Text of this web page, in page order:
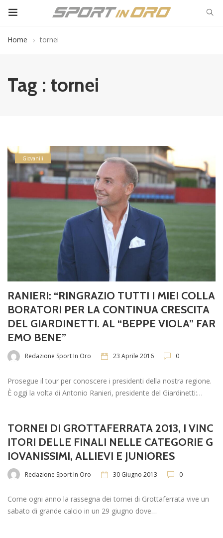
Home tornei
Tag : tornei
Giovanili
RANIERI: “RINGRAZIO TUTTI I MIEI COLLA
BORATORI PER LA CONTINUA CRESCITA
DEL GIARDINETTI. AL “BEPPE VIOLA” FAR
EMO BENE”
Redazione Sport In Oro 23 Aprile 2016 0
Prosegue il tour per conoscere i presidenti della nostra regione.
È oggi la volta di Antonio Ranieri, presidente del Giardinetti:…
TORNEI DI GROTTAFERRATA 2013, I VINC
ITORI DELLE FINALI NELLE CATEGORIE G
IOVANISSIMI, ALLIEVI E JUNIORES
Redazione Sport In Oro 30 Giugno 2013 0
Come ogni anno la rassegna dei tornei di Grottaferrata vive un
sabato di grande calcio in un 29 giugno dove…